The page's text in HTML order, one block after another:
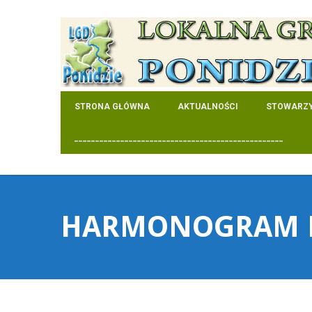
STRONA GŁÓWNA AKTUALNOŚCI
__________________________________________________
HARMONOGRAM